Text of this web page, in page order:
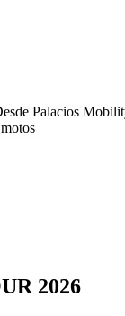
2026